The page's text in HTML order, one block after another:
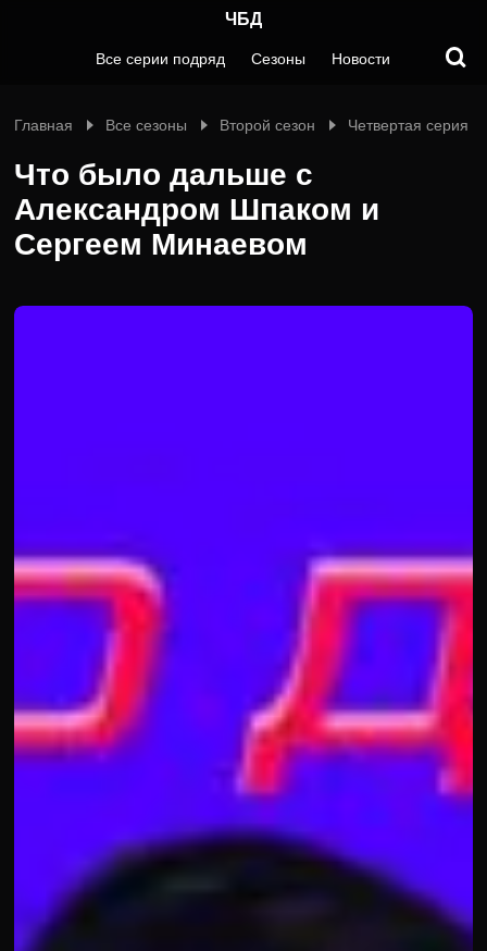
ЧБД
Все серии подряд Сезоны Новости
Главная Все сезоны Второй сезон Четвертая серия
Что было дальше с
Александром Шпаком и
Сергеем Минаевом